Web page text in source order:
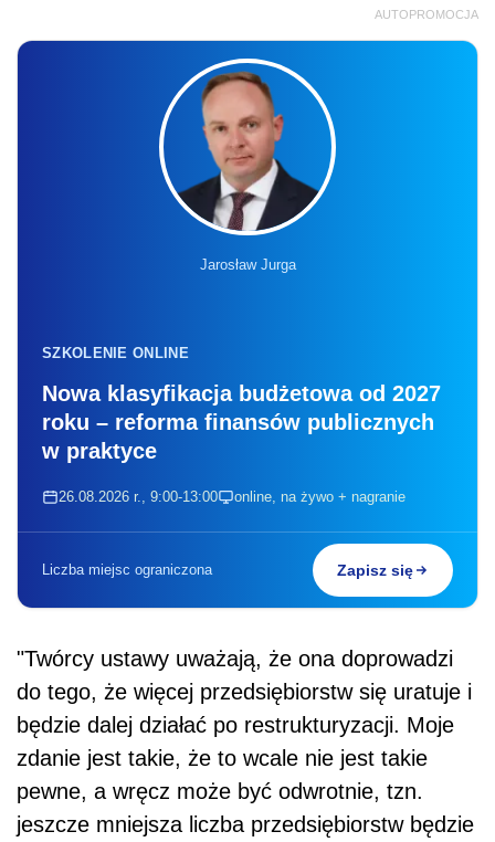
AUTOPROMOCJA
Jarosław Jurga
SZKOLENIE ONLINE
Nowa klasyfikacja budżetowa od 2027
roku – reforma finansów publicznych
w praktyce
26.08.2026 r., 9:00-13:00 online, na żywo + nagranie
Liczba miejsc ograniczona Zapisz się
"Twórcy ustawy uważają, że ona doprowadzi
do tego, że więcej przedsiębiorstw się uratuje i
będzie dalej działać po restrukturyzacji. Moje
zdanie jest takie, że to wcale nie jest takie
pewne, a wręcz może być odwrotnie, tzn.
jeszcze mniejsza liczba przedsiębiorstw będzie